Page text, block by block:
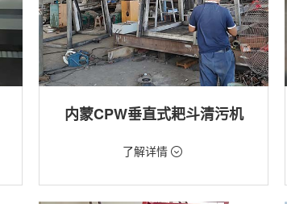
内蒙CPW垂直式耙斗清污机
价格：5268元/台了解详情